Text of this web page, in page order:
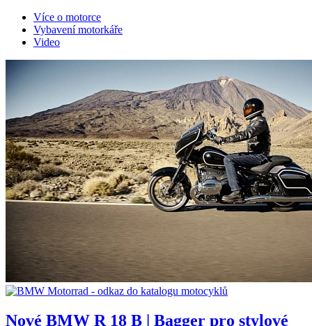
Více o motorce
Vybavení motorkáře
Video
Nové BMW R 18 B | Bagger pro stylové